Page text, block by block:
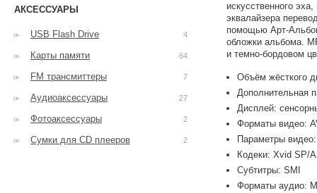
искусственного
эквалайзера
помощью Арт-
обложки альбома.
и темно-бордовом
Объём жёсткого
Дополнительная
Дисплей:
Форматы видео:
Параметры
Кодеки: Xvid SP/
Субтитры: SMI
Форматы аудио:
АКСЕССУАРЫ
USB Flash Drive 4
Карты памяти 64
FM трансмиттеры 7
Аудиоаксессуары 27
Фотоаксессуары 2
Сумки для CD плееров 2